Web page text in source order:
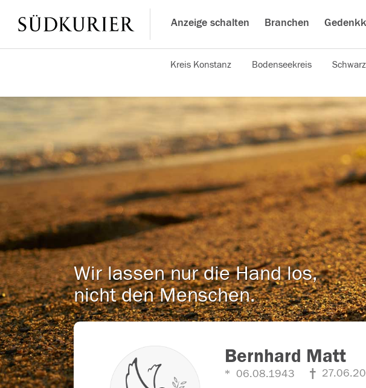
Anzeige schalten Branchen
Kreis Konstanz Bodenseekreis
Wir lassen nur die Hand los,
nicht den Menschen.
Bernhard Matt
06.08.1943